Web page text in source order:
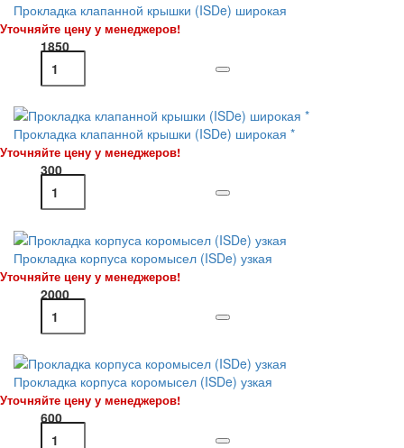
Прокладка клапанной крышки (ISDe) широкая
Уточняйте цену у менеджеров!
1850
Прокладка клапанной крышки (ISDe) широкая *
Уточняйте цену у менеджеров!
300
Прокладка корпуса коромысел (ISDe) узкая
Уточняйте цену у менеджеров!
2000
Прокладка корпуса коромысел (ISDe) узкая
Уточняйте цену у менеджеров!
600